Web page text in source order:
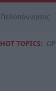
Πελοπόννησος
HOT TOPICS: